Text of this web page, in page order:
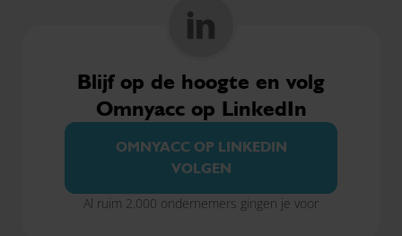
Blijf op de hoogte en volg
Omnyacc op LinkedIn
OMNYACC OP LINKEDIN
VOLGEN
Al ruim 2.000 ondernemers gingen je voor